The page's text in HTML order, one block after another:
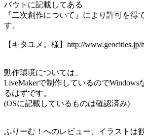
バウトに記載してある
『二次創作について』により許可を得
す。
【キタユメ。様】http://www.geocities.jp/
動作環境については、
LiveMakerで制作しているのでWindows
るはずです。
(OSに記載しているものは確認済み)
ふりーむ！へのレビュー、イラストは